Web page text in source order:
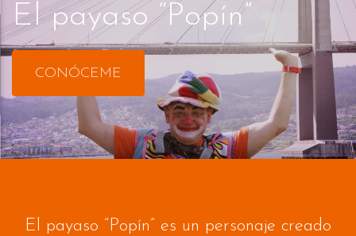
El payaso “Popín”
CONÓCEME
El payaso “Popín” es un personaje creado